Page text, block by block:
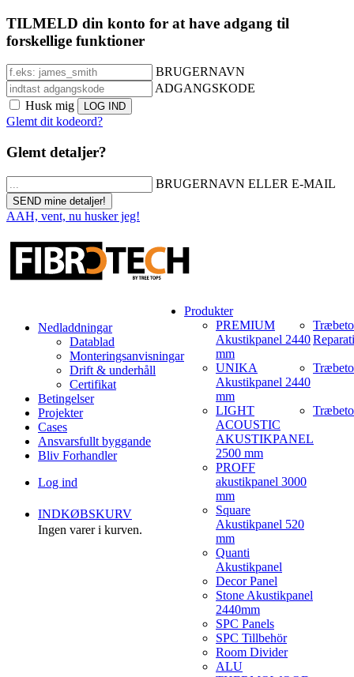
TILMELD din konto for at have adgang til
forskellige funktioner
BRUGERNAVN
ADGANGSKODE
Husk mig
Glemt dit kodeord?
Glemt detaljer?
BRUGERNAVN ELLER E-MAIL
AAH, vent, nu husker jeg!
Nedladdningar
Datablad
Monteringsanvisningar
Drift & underhåll
Certifikat
Betingelser
Projekter
Cases
Ansvarsfullt byggande
Bliv Forhandler
Log ind
INDKØBSKURV
Ingen varer i kurven.
Produkter
PREMIUM
Akustikpanel 2440
mm
UNIKA
Akustikpanel 2440
mm
LIGHT
ACOUSTIC
AKUSTIKPANEL
2500 mm
PROFF
akustikpanel 3000
mm
Square
Akustikpanel 520
mm
Quanti
Akustikpanel
Decor Panel
Stone Akustikpanel
2440mm
SPC Panels
SPC Tillbehör
Room Divider
ALU